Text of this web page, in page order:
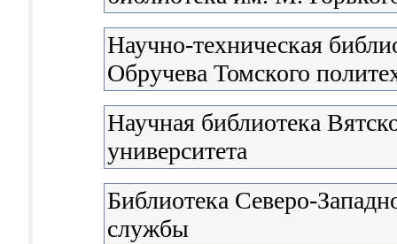
Научно-техническая
Обручева Томского
Научная библиотека
университета
Библиотека Северо-
службы